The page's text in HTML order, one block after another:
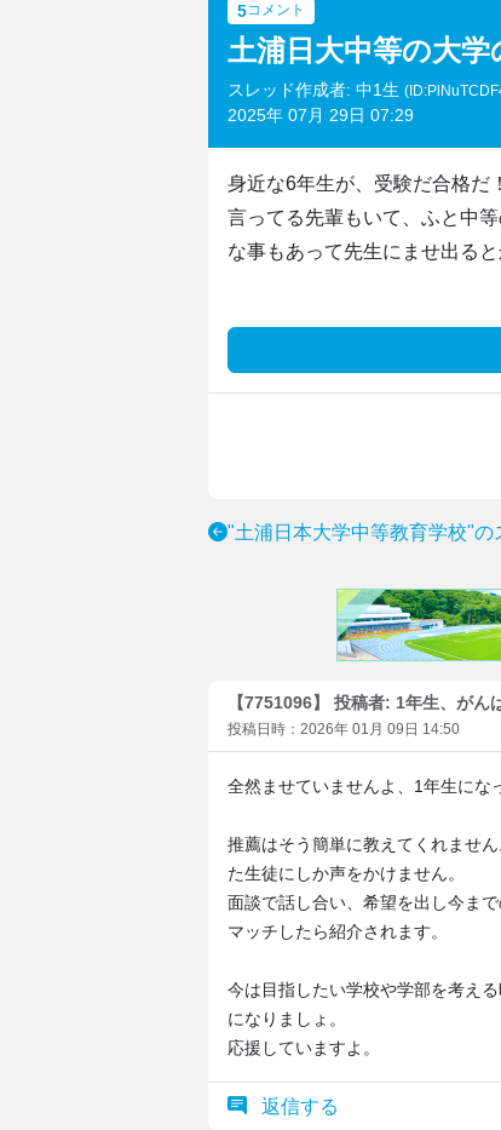
5コメント
土浦日大中等の大学
スレッド作成者: 中1生
2025年 07月 29日 07:29
身近な6年生が、受験だ合格だ
言ってる先輩もいて、ふと中
な事もあって先生にませ出る
"土浦日本大学中等教育学校"の
【7751096】 投稿者: 1年生、がん
投稿日時：2026年 01月 09日 14:50
全然ませていませんよ、1年生にな
推薦はそう簡単に教えてくれませ
た生徒にしか声をかけません。
面談で話し合い、希望を出し今ま
マッチしたら紹介されます。
今は目指したい学校や学部を考え
になりましょ。
応援していますよ。
返信する